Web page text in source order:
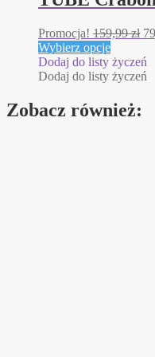
Promocja! 159,99zł
Wybierz opcjeTen
produkt
ma
Opcje
Dodaj do listy życzeń
Dodaj do listy życzeń
Zobacz również: